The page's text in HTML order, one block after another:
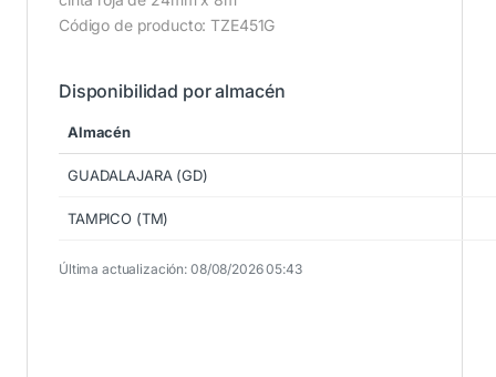
Código de producto: TZE451G
Disponibilidad por almacén
Almacén
GUADALAJARA (GD)
TAMPICO (TM)
Última actualización: 08/08/2026 05:43